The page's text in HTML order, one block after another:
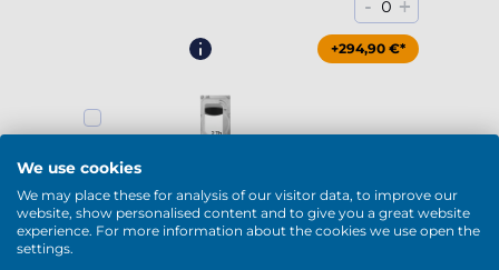
- 0 +
+294,90 €*
- 0 +
We use cookies
We may place these for analysis of our visitor data, to improve our
website, show personalised content and to give you a great website
experience. For more information about the cookies we use open the
settings.